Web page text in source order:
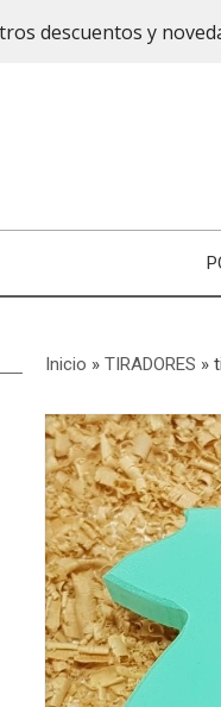
descuentos y
Inicio » TIRADORES »